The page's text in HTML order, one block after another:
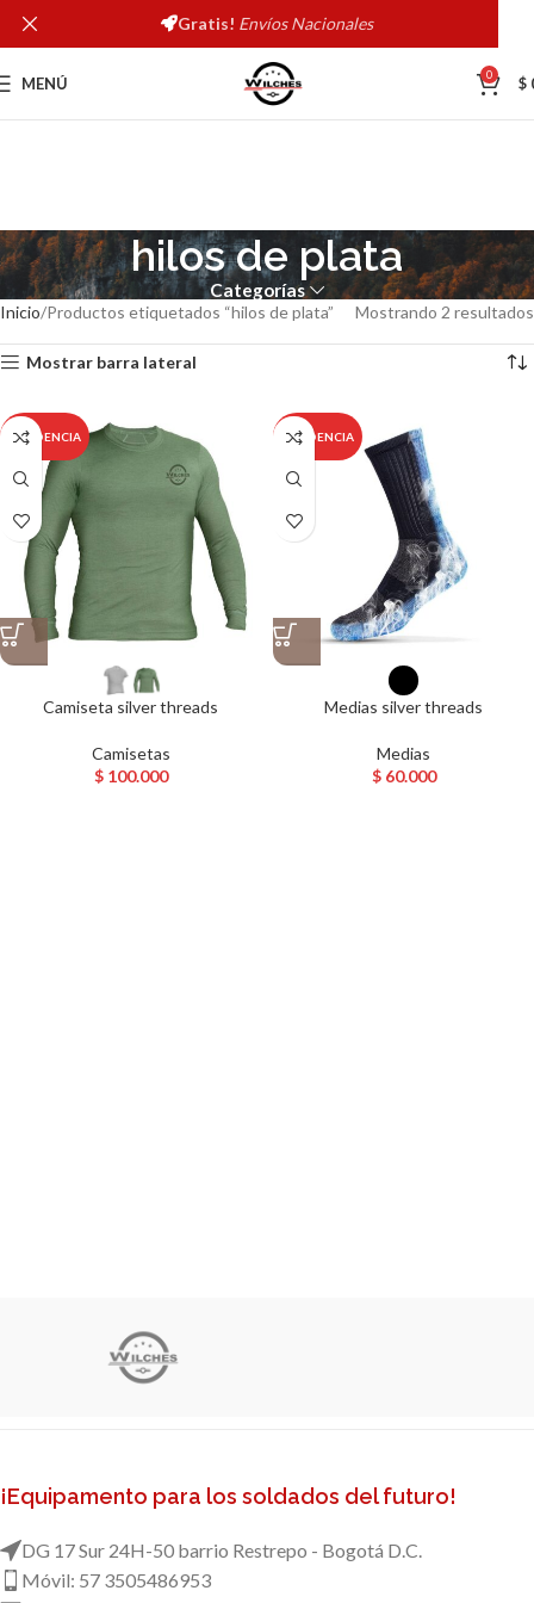
MENÚ 0 $
hilos de plata
Categorías
Inicio Productos etiquetados “hilos de plata” Mostrando 2 resultados
Mostrar barra lateral
TENDENCIA
Camiseta silver threads
Camisetas
$100.000
TENDENCIA
Medias silver threads
Medias
$60.000
¡Equipamento para los soldados del futuro!
DG 17 Sur 24H-50 barrio Restrepo - Bogotá D.C.
Móvil: 57 3505486953
Gratis! Envíos Nacionales